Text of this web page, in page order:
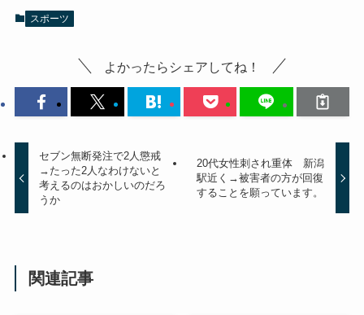
スポーツ
よかったらシェアしてね！
セブン無断発注で2人懲戒
→たった2人なわけないと
考えるのはおかしいのだろ
うか
20代女性刺され重体 新潟
駅近く→被害者の方が回復
することを願っています。
関連記事